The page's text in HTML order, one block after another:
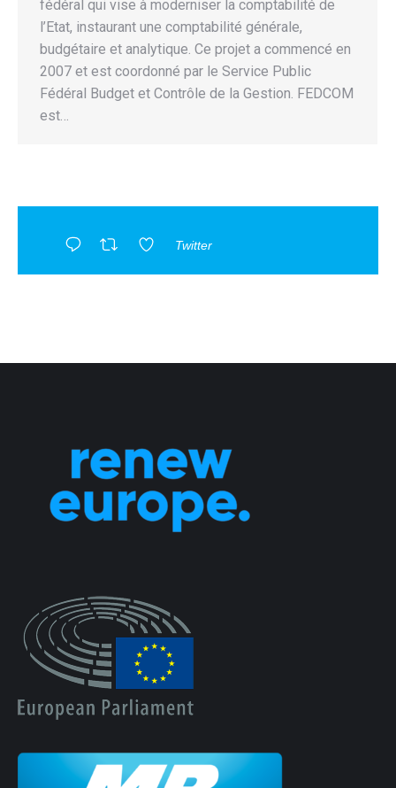
fédéral qui vise à moderniser la comptabilité de
l’Etat, instaurant une comptabilité générale,
budgétaire et analytique. Ce projet a commencé en
2007 et est coordonné par le Service Public
Fédéral Budget et Contrôle de la Gestion. FEDCOM
est…
Twitter